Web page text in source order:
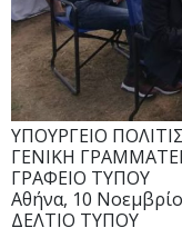
ΥΠΟΥΡΓΕΙΟ
ΓΕΝΙΚΗ
ΓΡΑΦΕΙΟ ΤΥΠΟΥ
Αθήνα, 10
ΔΕΛΤΙΟ ΤΥΠΟΥ